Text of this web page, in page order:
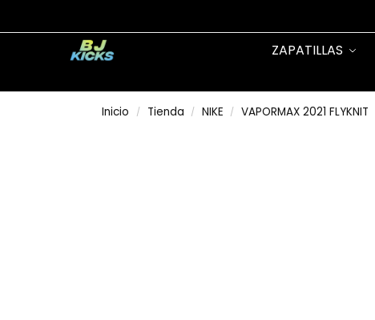
ZAPATILLAS
Inicio / Tienda / NIKE / VAPORMAX 2021 FLYKNIT